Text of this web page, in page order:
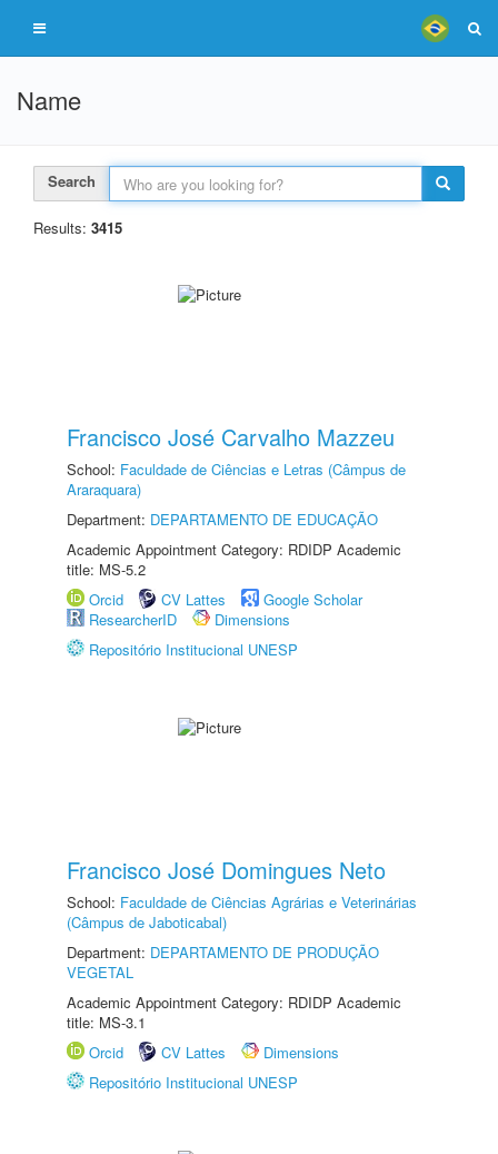
Name
Search
Results: 3415
Francisco José Carvalho Mazzeu
School: Faculdade de Ciências e Letras (Câmpus de
Araraquara)
Department: DEPARTAMENTO DE EDUCAÇÃO
Academic Appointment Category: RDIDP Academic
title: MS-5.2
Orcid
CV Lattes
Google Scholar
ResearcherID
Dimensions
Repositório Institucional UNESP
Francisco José Domingues Neto
School: Faculdade de Ciências Agrárias e Veterinárias
(Câmpus de Jaboticabal)
Department: DEPARTAMENTO DE PRODUÇÃO
VEGETAL
Academic Appointment Category: RDIDP Academic
title: MS-3.1
Orcid
CV Lattes
Dimensions
Repositório Institucional UNESP